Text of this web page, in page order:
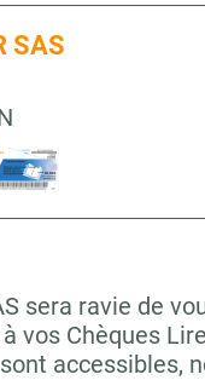
SAS
sera ravie de
vos Chèques
accessibles,